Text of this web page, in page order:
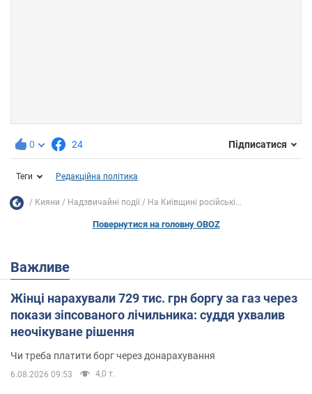
0 24 Підписатися
Теги Редакційна політика
Кияни Надзвичайні події На Київщині російські...
Повернутися на головну OBOZ
Важливе
Жінці нарахували 729 тис. грн боргу за газ через
покази зіпсованого лічильника: суддя ухвалив
неочікуване рішення
Чи треба платити борг через донарахування
6.08.2026 09:53 4,0 т.